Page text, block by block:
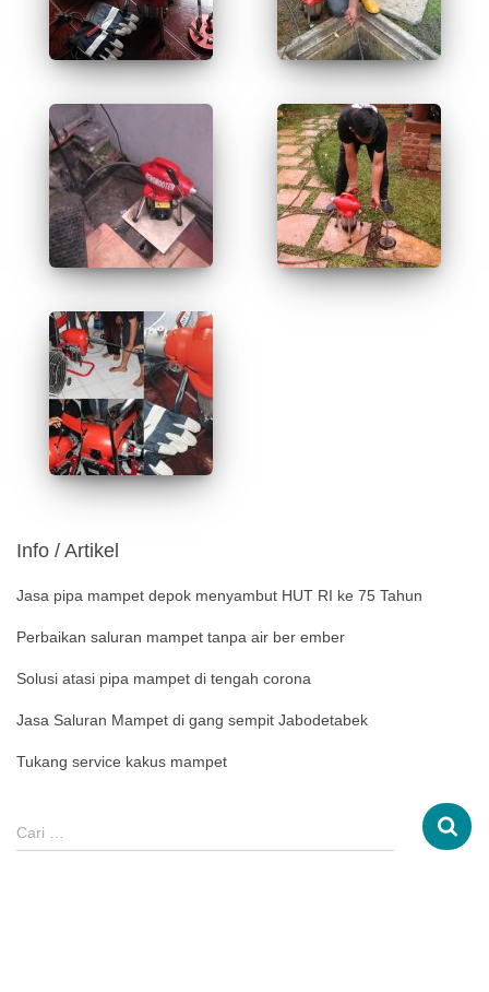
Info / Artikel
Jasa pipa mampet depok menyambut HUT RI ke 75 Tahun
Perbaikan saluran mampet tanpa air ber ember
Solusi atasi pipa mampet di tengah corona
Jasa Saluran Mampet di gang sempit Jabodetabek
Tukang service kakus mampet
Cari …